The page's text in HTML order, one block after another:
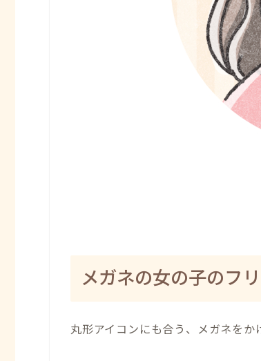
メガネの女の子のフ
丸形アイコンにも合う、メガネをか